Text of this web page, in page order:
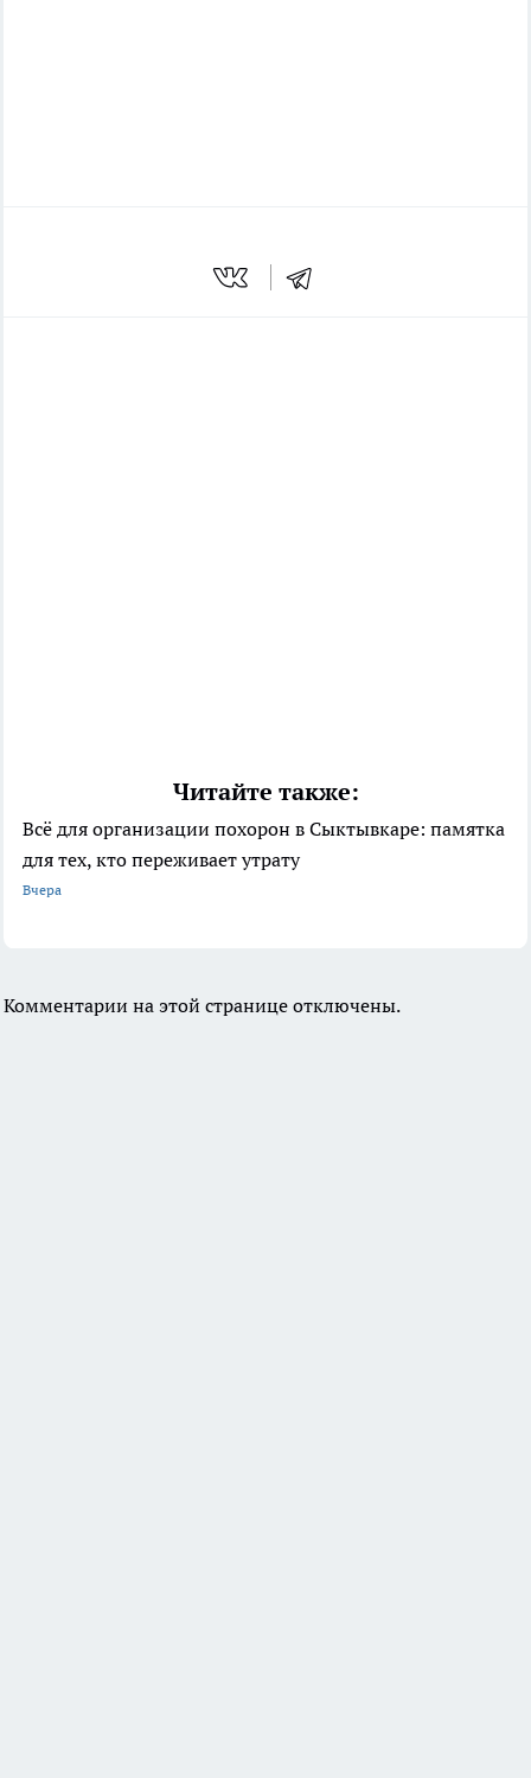
Читайте также:
Всё для организации похорон в Сыктывкаре: памятка
для тех, кто переживает утрату
Вчера
Комментарии на этой странице отключены.